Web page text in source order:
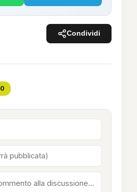
Condividi
0